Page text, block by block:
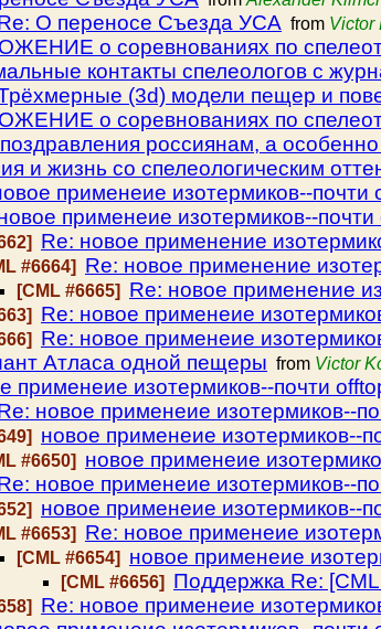
О переносе Съезда УСА from Victor
о соревнованиях по
контакты cпелеологов с
(3d) модели пещер и
о соревнованиях по
россиянам, а
и жизнь со спелеологическим
применеие изотермиков--почти
применеие изотермиков--почти
Re: новое применение
#6664] Re: новое применение
[CML #6665] Re: новое применение
Re: новое применеие
Re: новое применеие
Атласа одной пещеры from Victor
применеие изотермиков--почти
новое применеие изотермиков--
новое применеие изотермиков--
#6650] новое применеие
новое применеие изотермиков--
новое применеие изотермиков--
#6653] Re: новое применеие
[CML #6654] новое применеие
[CML #6656] Поддержка Re:
Re: новое применеие